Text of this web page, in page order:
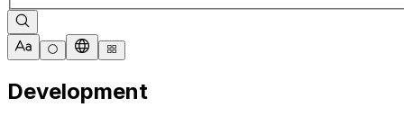
Development